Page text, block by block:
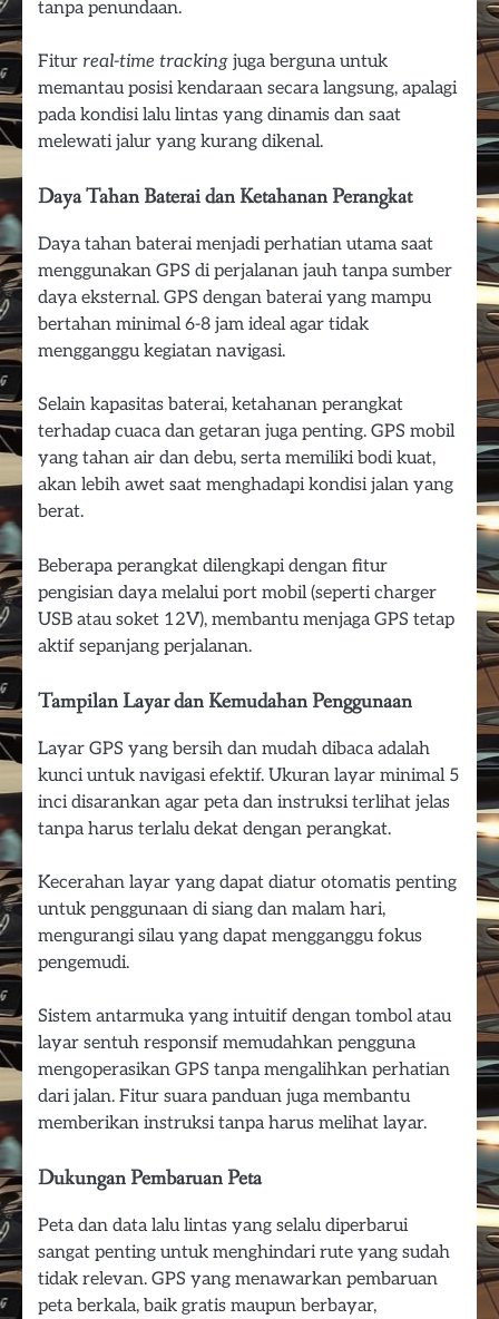
tanpa penundaan.
Fitur real-time tracking juga berguna untuk
memantau posisi kendaraan secara langsung, apalagi
pada kondisi lalu lintas yang dinamis dan saat
melewati jalur yang kurang dikenal.
Daya Tahan Baterai dan Ketahanan Perangkat
Daya tahan baterai menjadi perhatian utama saat
menggunakan GPS di perjalanan jauh tanpa sumber
daya eksternal. GPS dengan baterai yang mampu
bertahan minimal 6-8 jam ideal agar tidak
mengganggu kegiatan navigasi.
Selain kapasitas baterai, ketahanan perangkat
terhadap cuaca dan getaran juga penting. GPS mobil
yang tahan air dan debu, serta memiliki bodi kuat,
akan lebih awet saat menghadapi kondisi jalan yang
berat.
Beberapa perangkat dilengkapi dengan fitur
pengisian daya melalui port mobil (seperti charger
USB atau soket 12V), membantu menjaga GPS tetap
aktif sepanjang perjalanan.
Tampilan Layar dan Kemudahan Penggunaan
Layar GPS yang bersih dan mudah dibaca adalah
kunci untuk navigasi efektif. Ukuran layar minimal 5
inci disarankan agar peta dan instruksi terlihat jelas
tanpa harus terlalu dekat dengan perangkat.
Kecerahan layar yang dapat diatur otomatis penting
untuk penggunaan di siang dan malam hari,
mengurangi silau yang dapat mengganggu fokus
pengemudi.
Sistem antarmuka yang intuitif dengan tombol atau
layar sentuh responsif memudahkan pengguna
mengoperasikan GPS tanpa mengalihkan perhatian
dari jalan. Fitur suara panduan juga membantu
memberikan instruksi tanpa harus melihat layar.
Dukungan Pembaruan Peta
Peta dan data lalu lintas yang selalu diperbarui
sangat penting untuk menghindari rute yang sudah
tidak relevan. GPS yang menawarkan pembaruan
peta berkala, baik gratis maupun berbayar,